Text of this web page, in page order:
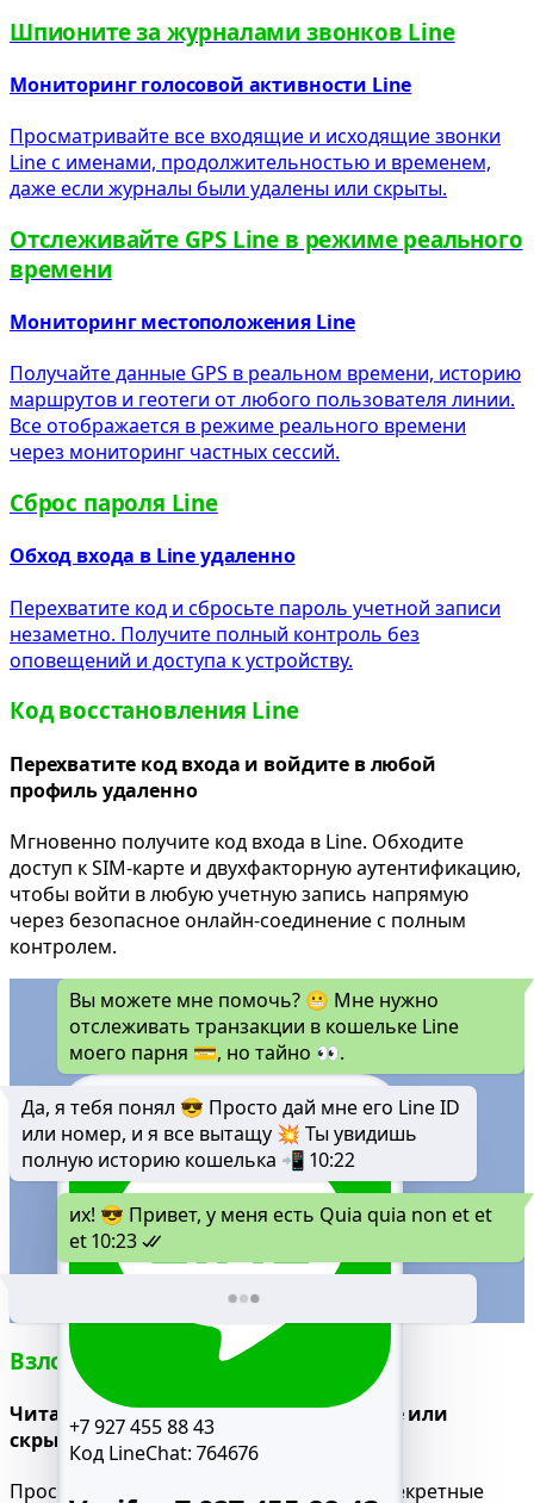
Шпионите за журналами звонков Line
Мониторинг голосовой активности Line
Просматривайте все входящие и исходящие звонки
Line с именами, продолжительностью и временем,
даже если журналы были удалены или скрыты.
Отслеживайте GPS Line в режиме реального
времени
Мониторинг местоположения Line
Получайте данные GPS в реальном времени, историю
маршрутов и геотеги от любого пользователя линии.
Все отображается в режиме реального времени
через мониторинг частных сессий.
Сброс пароля Line
Обход входа в Line удаленно
Перехватите код и сбросьте пароль учетной записи
незаметно. Получите полный контроль без
оповещений и доступа к устройству.
Код восстановления Line
Перехватите код входа и войдите в любой
профиль удаленно
Мгновенно получите код входа в Line. Обходите
доступ к SIM-карте и двухфакторную аутентификацию,
чтобы войти в любую учетную запись напрямую
через безопасное онлайн-соединение с полным
контролем.
+7 927 455 88 43
Код LineChat: 764676
Вы можете мне помочь? 😬 Мне нужно
отслеживать транзакции в кошельке Line
моего парня 💳, но тайно 👀.
Да, я тебя понял 😎 Просто дай мне его Line ID
или номер, и я все вытащу 💥 Ты увидишь
полную историю кошелька 📲 10:22
их! 😎 Привет, у меня есть Quia quia non et et
et10:23
Взломать чат Line
Читай все сообщения, даже удаленные или
скрытые
Просматривай все разговоры, включая секретные